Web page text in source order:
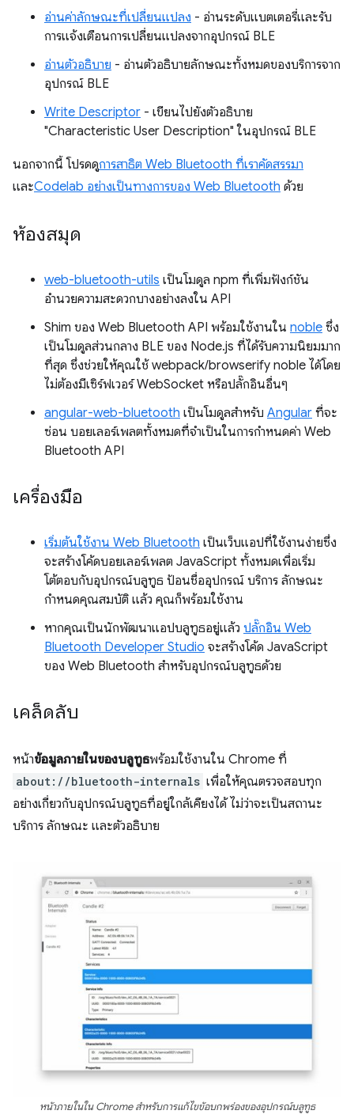
อ่านค่าลักษณะที่เปลี่ยนแปลง - อ่านระดับแบตเตอรี่และรับ
การแจ้งเตือนการเปลี่ยนแปลงจากอุปกรณ์ BLE
อ่านตัวอธิบาย - อ่านตัวอธิบายลักษณะทั้งหมดของบริการจาก
อุปกรณ์ BLE
Write Descriptor - เขียนไปยังตัวอธิบาย
"Characteristic User Description" ในอุปกรณ์ BLE
นอกจากนี้ โปรดดูการสาธิต Web Bluetooth ที่เราคัดสรรมา
และCodelab อย่างเป็นทางการของ Web Bluetooth ด้วย
ห้องสมุด
web-bluetooth-utils เป็นโมดูล npm ที่เพิ่มฟังก์ชัน
อำนวยความสะดวกบางอย่างลงใน API
Shim ของ Web Bluetooth API พร้อมใช้งานใน noble ซึ่ง
เป็นโมดูลส่วนกลาง BLE ของ Node.js ที่ได้รับความนิยมมาก
ที่สุด ซึ่งช่วยให้คุณใช้ webpack/browserify noble ได้โดย
ไม่ต้องมีเซิร์ฟเวอร์ WebSocket หรือปลั๊กอินอื่นๆ
angular-web-bluetooth เป็นโมดูลสำหรับ Angular ที่จะ
ซ่อน บอยเลอร์เพลตทั้งหมดที่จำเป็นในการกำหนดค่า Web
Bluetooth API
เครื่องมือ
เริ่มต้นใช้งาน Web Bluetooth เป็นเว็บแอปที่ใช้งานง่ายซึ่ง
จะสร้างโค้ดบอยเลอร์เพลต JavaScript ทั้งหมดเพื่อเริ่ม
โต้ตอบกับอุปกรณ์บลูทูธ ป้อนชื่ออุปกรณ์ บริการ ลักษณะ
กำหนดคุณสมบัติ แล้ว คุณก็พร้อมใช้งาน
หากคุณเป็นนักพัฒนาแอปบลูทูธอยู่แล้ว ปลั๊กอิน Web
Bluetooth Developer Studio จะสร้างโค้ด JavaScript
ของ Web Bluetooth สำหรับอุปกรณ์บลูทูธด้วย
เคล็ดลับ
หน้าข้อมูลภายในของบลูทูธพร้อมใช้งานใน Chrome ที่
about://bluetooth-internals เพื่อให้คุณตรวจสอบทุก
อย่างเกี่ยวกับอุปกรณ์บลูทูธที่อยู่ใกล้เคียงได้ ไม่ว่าจะเป็นสถานะ
บริการ ลักษณะ และตัวอธิบาย
หน้าภายในใน Chrome สำหรับการแก้ไขข้อบกพร่องของอุปกรณ์บลูทูธ